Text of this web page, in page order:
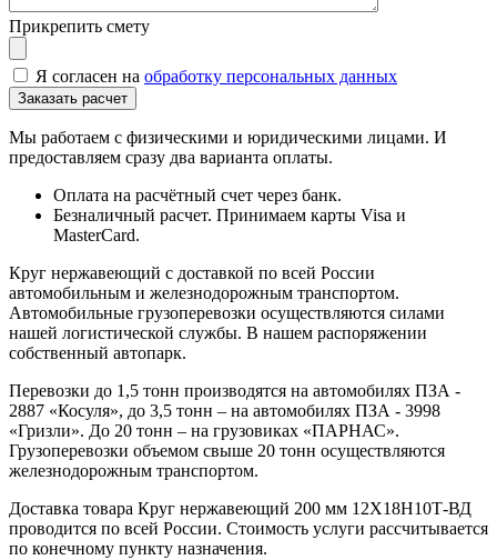
Прикрепить смету
Я согласен на обработку персональных данных
Мы работаем с физическими и юридическими лицами. И
предоставляем сразу два варианта оплаты.
Оплата на расчётный счет через банк.
Безналичный расчет. Принимаем карты Visa и
MasterCard.
Круг нержавеющий с доставкой по всей России
автомобильным и железнодорожным транспортом.
Автомобильные грузоперевозки осуществляются силами
нашей логистической службы. В нашем распоряжении
собственный автопарк.
Перевозки до 1,5 тонн производятся на автомобилях ПЗА -
2887 «Косуля», до 3,5 тонн – на автомобилях ПЗА - 3998
«Гризли». До 20 тонн – на грузовиках «ПАРНАС».
Грузоперевозки объемом свыше 20 тонн осуществляются
железнодорожным транспортом.
Доставка товара Круг нержавеющий 200 мм 12Х18Н10Т-ВД
проводится по всей России. Стоимость услуги рассчитывается
по конечному пункту назначения.